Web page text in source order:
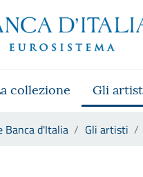
collezione Gli
Banca d'Italia Gli artisti